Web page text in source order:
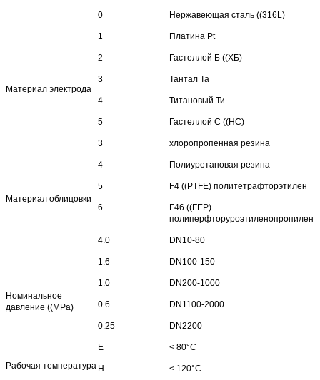
Материал электрода
0 Нержавеющая сталь ((316L)
1 Платина Pt
2 Гастеллой Б ((ХБ)
3 Тантал Ta
4 Титановый Ти
5 Гастеллой C ((HC)
Материал облицовки
3 хлоропропенная резина
4 Полиуретановая резина
5 F4 ((PTFE) политетрафторэтилен
6
F46 ((FEP)
полиперфторуроэтиленопропилен
Номинальное
давление ((MPa)
4.0 DN10-80
1.6 DN100-150
1.0 DN200-1000
0.6 DN1100-2000
0.25 DN2200
Рабочая температура
Е < 80°C
H < 120°C